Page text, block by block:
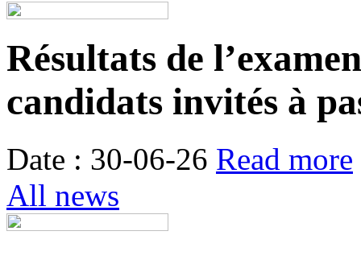
Résultats de
candidats invités à
Date : 30-06-26 Read more
All news